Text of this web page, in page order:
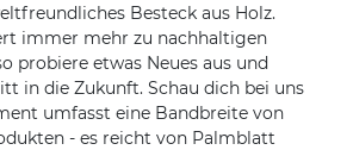
Besteck aus Holz.
immer mehr zu nachhaltigen
probiere etwas Neues aus und
in die Zukunft. Schau dich bei uns
umfasst eine Bandbreite von
- es reicht von Palmblatt